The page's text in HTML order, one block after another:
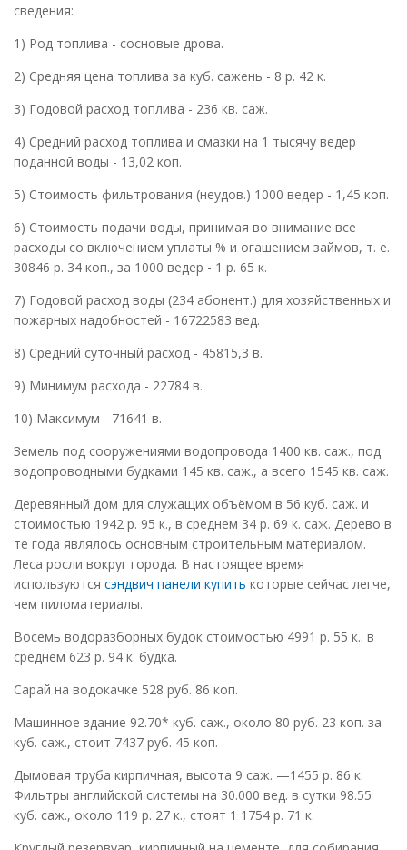
сведения:
1) Род топлива - сосновые дрова.
2) Средняя цена топлива за куб. сажень - 8 р. 42 к.
3) Годовой расход топлива - 236 кв. саж.
4) Средний расход топлива и смазки на 1 тысячу ведер
поданной воды - 13,02 коп.
5) Стоимость фильтрования (неудов.) 1000 ведер - 1,45 коп.
6) Стоимость подачи воды, принимая во внимание все
расходы со включением уплаты % и огашением займов, т. е.
30846 р. 34 коп., за 1000 ведер - 1 р. 65 к.
7) Годовой расход воды (234 абонент.) для хозяйственных и
пожарных надобностей - 16722583 вед.
8) Средний суточный расход - 45815,3 в.
9) Минимум расхода - 22784 в.
10) Максимум - 71641 в.
Земель под сооружениями водопровода 1400 кв. саж., под
водопроводными будками 145 кв. саж., а всего 1545 кв. саж.
Деревянный дом для служащих объёмом в 56 куб. саж. и
стоимостью 1942 р. 95 к., в среднем 34 р. 69 к. саж. Дерево в
те года являлось основным строительным материалом.
Леса росли вокруг города. В настоящее время
используются сэндвич панели купить которые сейчас легче,
чем пиломатериалы.
Восемь водоразборных будок стоимостью 4991 р. 55 к.. в
среднем 623 р. 94 к. будка.
Сарай на водокачке 528 руб. 86 коп.
Машинное здание 92.70* куб. саж., около 80 руб. 23 коп. за
куб. саж., стоит 7437 руб. 45 коп.
Дымовая труба кирпичная, высота 9 саж. —1455 р. 86 к.
Фильтры английской системы на 30.000 вед. в сутки 98.55
куб. саж., около 119 р. 27 к., стоят 1 1754 р. 71 к.